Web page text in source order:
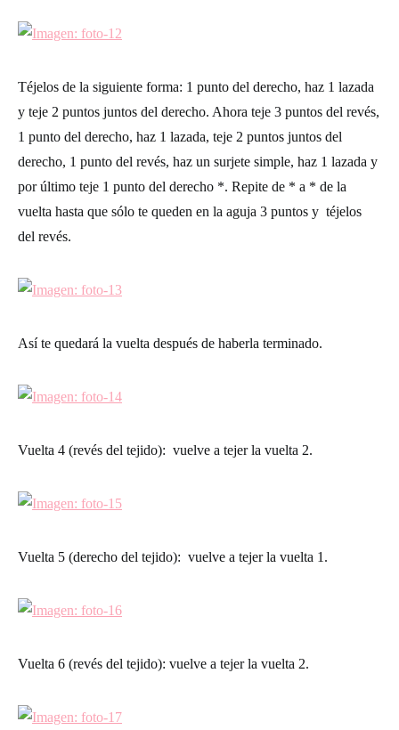
Téjelos de la siguiente forma: 1 punto del derecho, haz 1 lazada
y teje 2 puntos juntos del derecho. Ahora teje 3 puntos del revés,
1 punto del derecho, haz 1 lazada, teje 2 puntos juntos del
derecho, 1 punto del revés, haz un surjete simple, haz 1 lazada y
por último teje 1 punto del derecho *. Repite de * a * de la
vuelta hasta que sólo te queden en la aguja 3 puntos y téjelos
del revés.
Así te quedará la vuelta después de haberla terminado.
Vuelta 4 (revés del tejido): vuelve a tejer la vuelta 2.
Vuelta 5 (derecho del tejido): vuelve a tejer la vuelta 1.
Vuelta 6 (revés del tejido): vuelve a tejer la vuelta 2.